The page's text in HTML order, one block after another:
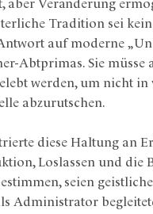
aber Veränderung
Tradition sei
auf moderne
Abtprimas. Sie müsse
werden, um nicht in
abzurutschen.
diese Haltung an
Loslassen und die
seien
Administrator